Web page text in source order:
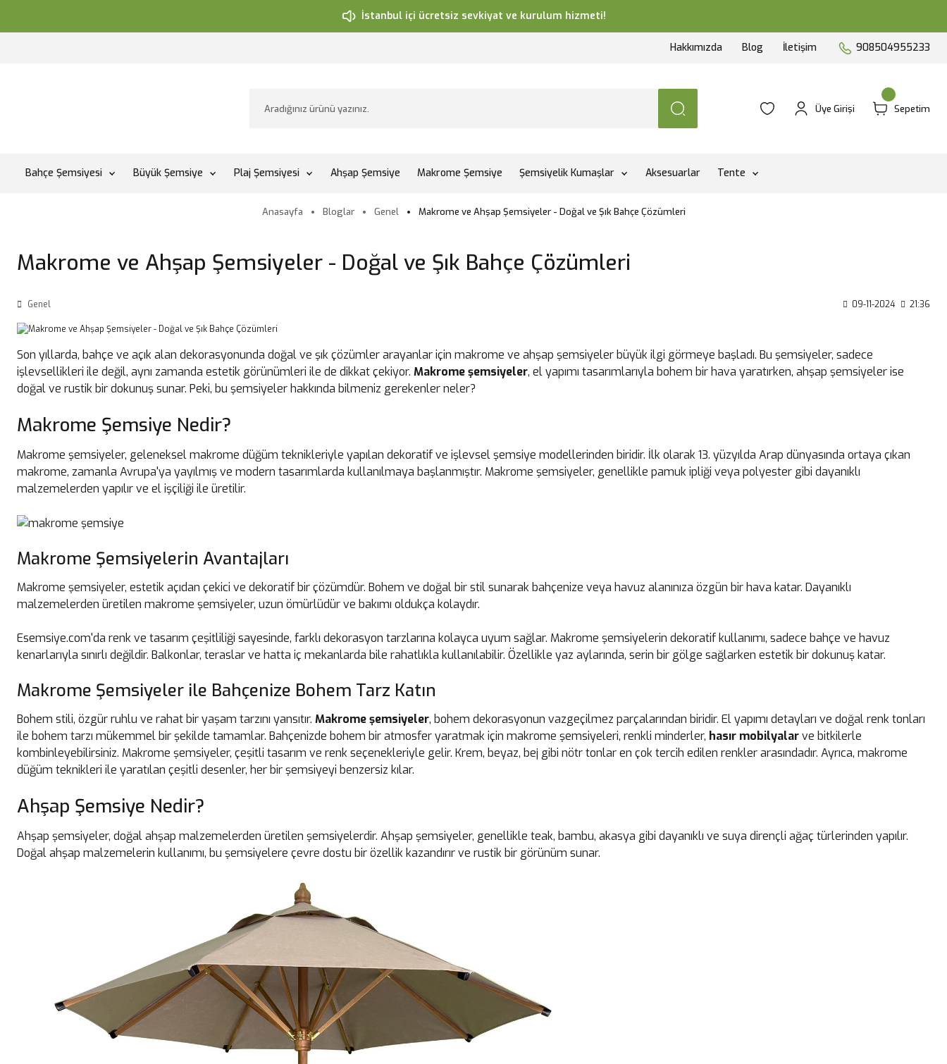
İstanbul içi ücretsiz sevkiyat ve kurulum hizmeti!
Hakkımızda Blog İletişim 908504955233
Üye Girişi Sepetim
Bahçe Şemsiyesi Büyük Şemsiye Plaj Şemsiyesi Ahşap Şemsiye Makrome Şemsiye Şemsiyelik Kumaşlar Aksesuarlar Tente
Anasayfa Bloglar Genel Makrome ve Ahşap Şemsiyeler - Doğal ve Şık Bahçe Çözümleri
Makrome ve Ahşap Şemsiyeler - Doğal ve Şık Bahçe Çözümleri
Genel 09-11-2024 21:36
Son yıllarda, bahçe ve açık alan dekorasyonunda doğal ve şık çözümler arayanlar için makrome ve ahşap şemsiyeler büyük ilgi görmeye başladı. Bu şemsiyeler, sadece
işlevsellikleri ile değil, aynı zamanda estetik görünümleri ile de dikkat çekiyor. Makrome şemsiyeler, el yapımı tasarımlarıyla bohem bir hava yaratırken, ahşap şemsiyeler ise
doğal ve rustik bir dokunuş sunar. Peki, bu şemsiyeler hakkında bilmeniz gerekenler neler?
Makrome Şemsiye Nedir?
Makrome şemsiyeler, geleneksel makrome düğüm teknikleriyle yapılan dekoratif ve işlevsel şemsiye modellerinden biridir. İlk olarak 13. yüzyılda Arap dünyasında ortaya çıkan
makrome, zamanla Avrupa'ya yayılmış ve modern tasarımlarda kullanılmaya başlanmıştır. Makrome şemsiyeler, genellikle pamuk ipliği veya polyester gibi dayanıklı
malzemelerden yapılır ve el işçiliği ile üretilir.
Makrome Şemsiyelerin Avantajları
Makrome şemsiyeler, estetik açıdan çekici ve dekoratif bir çözümdür. Bohem ve doğal bir stil sunarak bahçenize veya havuz alanınıza özgün bir hava katar. Dayanıklı
malzemelerden üretilen makrome şemsiyeler, uzun ömürlüdür ve bakımı oldukça kolaydır.
Esemsiye.com'da renk ve tasarım çeşitliliği sayesinde, farklı dekorasyon tarzlarına kolayca uyum sağlar. Makrome şemsiyelerin dekoratif kullanımı, sadece bahçe ve havuz
kenarlarıyla sınırlı değildir. Balkonlar, teraslar ve hatta iç mekanlarda bile rahatlıkla kullanılabilir. Özellikle yaz aylarında, serin bir gölge sağlarken estetik bir dokunuş katar.
Makrome Şemsiyeler ile Bahçenize Bohem Tarz Katın
Bohem stili, özgür ruhlu ve rahat bir yaşam tarzını yansıtır. Makrome şemsiyeler, bohem dekorasyonun vazgeçilmez parçalarından biridir. El yapımı detayları ve doğal renk tonları
ile bohem tarzı mükemmel bir şekilde tamamlar. Bahçenizde bohem bir atmosfer yaratmak için makrome şemsiyeleri, renkli minderler, hasır mobilyalarve bitkilerle
kombinleyebilirsiniz. Makrome şemsiyeler, çeşitli tasarım ve renk seçenekleriyle gelir. Krem, beyaz, bej gibi nötr tonlar en çok tercih edilen renkler arasındadır. Ayrıca, makrome
düğüm teknikleri ile yaratılan çeşitli desenler, her bir şemsiyeyi benzersiz kılar.
Ahşap Şemsiye Nedir?
Ahşap şemsiyeler, doğal ahşap malzemelerden üretilen şemsiyelerdir. Ahşap şemsiyeler, genellikle teak, bambu, akasya gibi dayanıklı ve suya dirençli ağaç türlerinden yapılır.
Doğal ahşap malzemelerin kullanımı, bu şemsiyelere çevre dostu bir özellik kazandırır ve rustik bir görünüm sunar.